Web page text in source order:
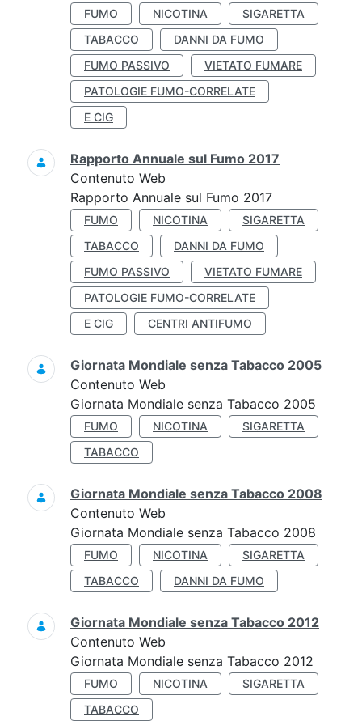
FUMO NICOTINA
SIGARETTA
TABACCO
DANNI DA FUMO
FUMO PASSIVO
VIETATO FUMARE
PATOLOGIE FUMO-CORRELATE
E CIG
Rapporto Annuale sul Fumo 2017
Contenuto Web
Rapporto Annuale sul Fumo 2017
FUMO NICOTINA
SIGARETTA
TABACCO
DANNI DA FUMO
FUMO PASSIVO
VIETATO FUMARE
PATOLOGIE FUMO-CORRELATE
E CIG
CENTRI ANTIFUMO
Giornata Mondiale senza Tabacco 2005
Contenuto Web
Giornata Mondiale senza Tabacco 2005
FUMO NICOTINA
SIGARETTA
TABACCO
Giornata Mondiale senza Tabacco 2008
Contenuto Web
Giornata Mondiale senza Tabacco 2008
FUMO NICOTINA
SIGARETTA
TABACCO
DANNI DA FUMO
Giornata Mondiale senza Tabacco 2012
Contenuto Web
Giornata Mondiale senza Tabacco 2012
FUMO NICOTINA
SIGARETTA
TABACCO